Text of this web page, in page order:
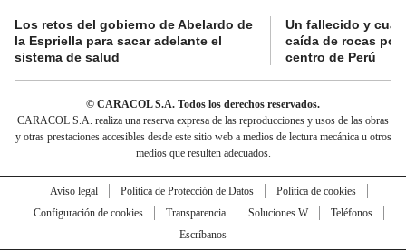
Los retos del gobierno de Abelardo de
la Espriella para sacar adelante el
sistema de salud
Un fallecido y
caída de rocas por
centro de Perú
© CARACOL S.A. Todos los derechos reservados.
CARACOL S.A. realiza una reserva expresa de las reproducciones y usos de las obras
y otras prestaciones accesibles desde este sitio web a medios de lectura mecánica u otros
medios que resulten adecuados.
Aviso legal Política de Protección de Datos
Política de cookies
Configuración de cookies
Transparencia Soluciones W
Teléfonos
Escríbanos